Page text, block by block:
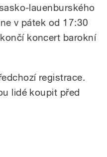
lauenburského
v pátek od 17:30
koncert barokní
registrace.
lidé koupit před